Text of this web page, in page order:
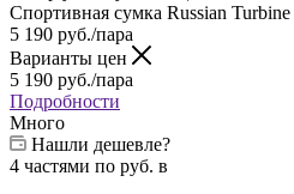
Спортивная сумка Russian
5 190 руб./пара
Варианты цен
5 190 руб./пара
Подробности
Много
Нашли дешевле?
4 частями по руб. в